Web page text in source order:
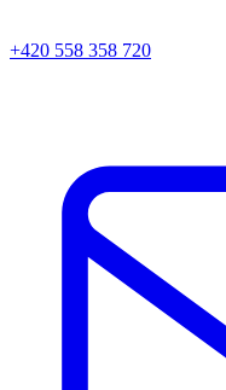
+420 558 358 720